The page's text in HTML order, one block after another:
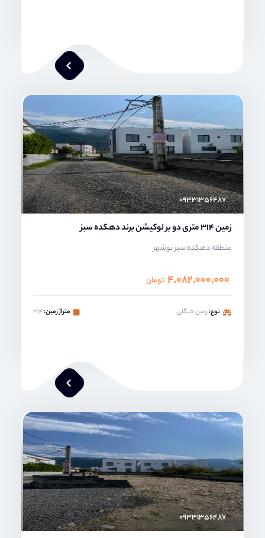
۰۹۳۳۱۳۵۶۴۸۷
زمین 314 متری دو بر لوکیشن برند دهکده سبز
منطقه دهکده سبز نوشهر
۴,۰۸۲,۰۰۰,۰۰۰ تومان
نوع:زمین جنگلی متراژ زمین:۳۱۴
۰۹۳۳۱۳۵۶۴۸۷